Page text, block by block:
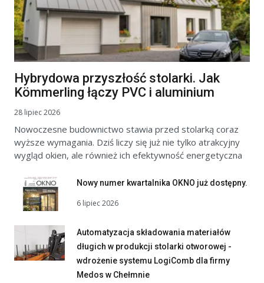
Hybrydowa przyszłość stolarki. Jak
Kömmerling łączy PVC i aluminium
28 lipiec 2026
Nowoczesne budownictwo stawia przed stolarką coraz
wyższe wymagania. Dziś liczy się już nie tylko atrakcyjny
wygląd okien, ale również ich efektywność energetyczna
Nowy numer kwartalnika OKNO już dostępny.
6 lipiec 2026
Automatyzacja składowania materiałów
długich w produkcji stolarki otworowej -
wdrożenie systemu LogiComb dla firmy
Medos w Chełmnie